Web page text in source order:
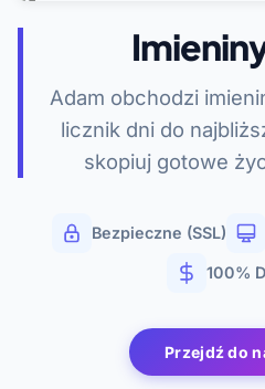
Adam obchodzi
licznik dni do
skopiuj gotowe
Bezpieczne (SSL)
100%
Przejdź do